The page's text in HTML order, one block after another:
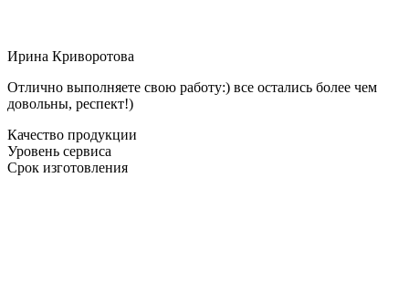
Ирина Криворотова
Отлично выполняете свою работу:) все остались более чем
довольны, респект!)
Качество продукции
Уровень сервиса
Срок изготовления